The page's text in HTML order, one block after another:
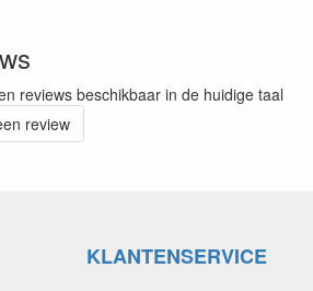
reviews beschikbaar in de huidige taal
review
KLANTENSERVICE